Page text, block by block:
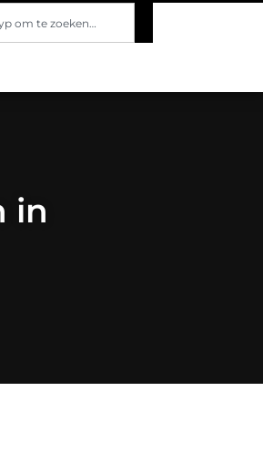
in